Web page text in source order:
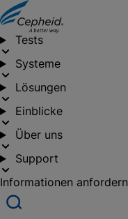
Tests
Systeme
Lösungen
Einblicke
Über uns
Support
Informationen anfordern